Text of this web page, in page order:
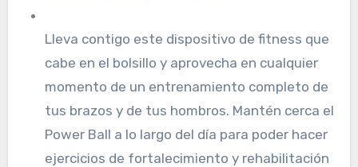
Lleva contigo este dispositivo de fitness que
cabe en el bolsillo y aprovecha en cualquier
momento de un entrenamiento completo de
tus brazos y de tus hombros. Mantén cerca el
Power Ball a lo largo del día para poder hacer
ejercicios de fortalecimiento y rehabilitación